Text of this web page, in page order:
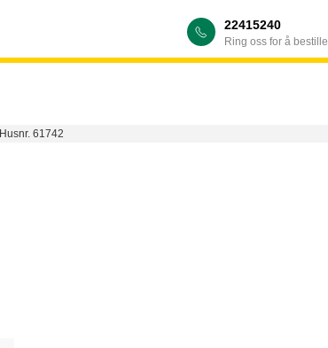
22415240
Ring oss for å bestille
Husnr. 61742